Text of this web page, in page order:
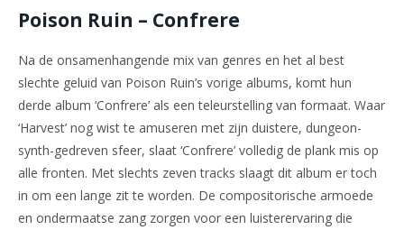
Poison Ruin – Confrere
Na de onsamenhangende mix van genres en het al best
slechte geluid van Poison Ruin’s vorige albums, komt hun
derde album ‘Confrere’ als een teleurstelling van formaat. Waar
‘Harvest’ nog wist te amuseren met zijn duistere, dungeon-
synth-gedreven sfeer, slaat ‘Confrere’ volledig de plank mis op
alle fronten. Met slechts zeven tracks slaagt dit album er toch
in om een lange zit te worden. De compositorische armoede
en ondermaatse zang zorgen voor een luisterervaring die